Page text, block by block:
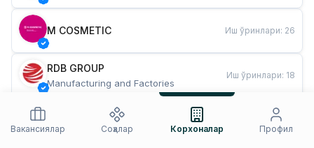
M COSMETIC Иш ўринлари: 26
RDB GROUP
Manufacturing and Factories
Иш ўринлари: 18
Restaurants and Fast Food
Иш ўринлари
Вакансиялар
Соҳалар Корхоналар Профил